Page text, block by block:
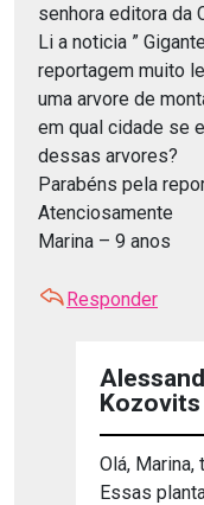
senhora editora da
Li a noticia ”
reportagem muito
uma arvore de
em qual cidade se
dessas arvores?
Parabéns pela
Atenciosamente
Marina – 9 anos
Responder
Kozovits
Olá, Marina,
Essas